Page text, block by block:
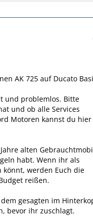
AK 725 auf Ducato
und problemlos. Bitte
und ob alle Services
Motoren kannst du hier
alten
habt. Wenn ihr als
könnt, werden Euch die
reißen.
gesagten im
bevor ihr zuschlagt.